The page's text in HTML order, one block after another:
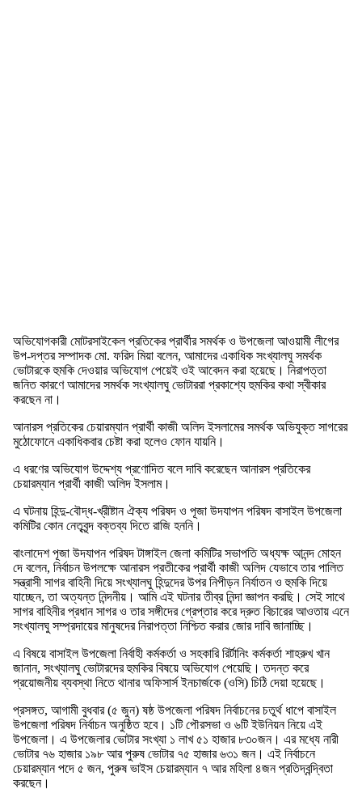
অভিযোগকারী মোটরসাইকেল প্রতিকের প্রার্থীর সমর্থক ও উপজেলা আওয়ামী লীগের
উপ-দপ্তর সম্পাদক মো. ফরিদ মিয়া বলেন, আমাদের একাধিক সংখ্যালঘু সমর্থক
ভোটারকে হুমকি দেওয়ার অভিযোগ পেয়েই ওই আবেদন করা হয়েছে। নিরাপত্তা
জনিত কারণে আমাদের সমর্থক সংখ্যালঘু ভোটাররা প্রকাশ্যে হুমকির কথা স্বীকার
করছেন না।
আনারস প্রতিকের চেয়ারম্যান প্রার্থী কাজী অলিদ ইসলামের সমর্থক অভিযুক্ত সাগরের
মুঠোফোনে একাধিকবার চেষ্টা করা হলেও ফোন যায়নি।
এ ধরণের অভিযোগ উদ্দেশ্য প্রণোদিত বলে দাবি করেছেন আনারস প্রতিকের
চেয়ারম্যান প্রার্থী কাজী অলিদ ইসলাম।
এ ঘটনায় হিন্দু-বৌদ্ধ-খ্রীষ্টান ঐক্য পরিষদ ও পূজা উদযাপন পরিষদ বাসাইল উপজেলা
কমিটির কোন নেতৃবৃন্দ বক্তব্য দিতে রাজি হননি।
বাংলাদেশ পূজা উদযাপন পরিষদ টাঙ্গাইল জেলা কমিটির সভাপতি অধ্যক্ষ আনন্দ মোহন
দে বলেন, নির্বাচন উপলক্ষে আনারস প্রতীকের প্রার্থী কাজী অলিদ যেভাবে তার পালিত
সন্ত্রাসী সাগর বাহিনী দিয়ে সংখ্যালঘু হিন্দুদের উপর নিপীড়ন নির্যাতন ও হুমকি দিয়ে
যাচ্ছেন, তা অত্যন্ত নিন্দনীয়। আমি এই ঘটনার তীব্র নিন্দা জ্ঞাপন করছি। সেই সাথে
সাগর বাহিনীর প্রধান সাগর ও তার সঙ্গীদের গ্রেপ্তার করে দ্রুত বিচারের আওতায় এনে
সংখ্যালঘু সম্প্রদায়ের মানুষদের নিরাপত্তা নিশ্চিত করার জোর দাবি জানাচ্ছি।
এ বিষয়ে বাসাইল উপজেলা নির্বাহী কর্মকর্তা ও সহকারি রির্টানিং কর্মকর্তা শাহরুখ খান
জানান, সংখ্যালঘু ভোটারদের হুমকির বিষয়ে অভিযোগ পেয়েছি। তদন্ত করে
প্রয়োজনীয় ব্যবস্থা নিতে থানার অফিসার্স ইনচার্জকে (ওসি) চিঠি দেয়া হয়েছে।
প্রসঙ্গত, আগামী বুধবার (৫ জুন) ষষ্ঠ উপজেলা পরিষদ নির্বাচনের চতুর্থ ধাপে বাসাইল
উপজেলা পরিষদ নির্বাচন অনুষ্ঠিত হবে। ১টি পৌরসভা ও ৬টি ইউনিয়ন নিয়ে এই
উপজেলা। এ উপজেলার ভোটার সংখ্যা ১ লাখ ৫১ হাজার ৮৩০জন। এর মধ্যে নারী
ভোটার ৭৬ হাজার ১৯৮ আর পুরুষ ভোটার ৭৫ হাজার ৬৩১ জন। এই নির্বাচনে
চেয়ারম্যান পদে ৫ জন, পুরুষ ভাইস চেয়ারম্যান ৭ আর মহিলা ৪জন প্রতিদ্বন্দ্বিতা
করছেন।